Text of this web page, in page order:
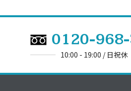
0120-
10:00 - 19:00 / 日祝休